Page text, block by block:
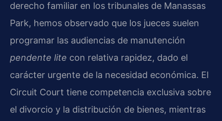
derecho familiar en los tribunales de Manassas
Park, hemos observado que los jueces suelen
programar las audiencias de manutención
pendente lite con relativa rapidez, dado el
carácter urgente de la necesidad económica. El
Circuit Court tiene competencia exclusiva sobre
el divorcio y la distribución de bienes, mientras